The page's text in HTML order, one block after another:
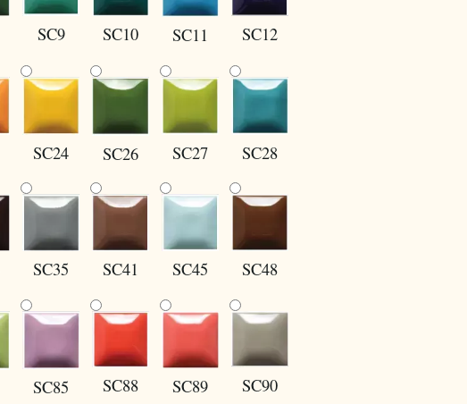
SC9 SC10 SC11 SC12
SC24 SC26 SC27 SC28
SC35 SC41 SC45 SC48
SC85 SC88 SC89 SC90